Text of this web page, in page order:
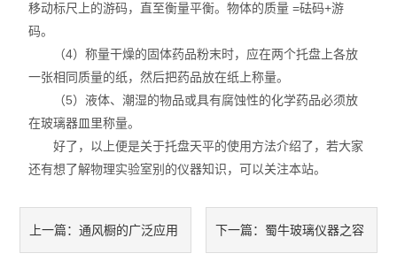
移动标尺上的游码，直至衡量平衡。物体的质量 =砝码+游
码。
（4）称量干燥的固体药品粉末时，应在两个托盘上各放
一张相同质量的纸，然后把药品放在纸上称量。
（5）液体、潮湿的物品或具有腐蚀性的化学药品必须放
在玻璃器皿里称量。
好了，以上便是关于托盘天平的使用方法介绍了，若大家
还有想了解物理实验室别的仪器知识，可以关注本站。
上一篇：通风橱的广泛应用 下一篇： 蜀牛玻璃仪器之容